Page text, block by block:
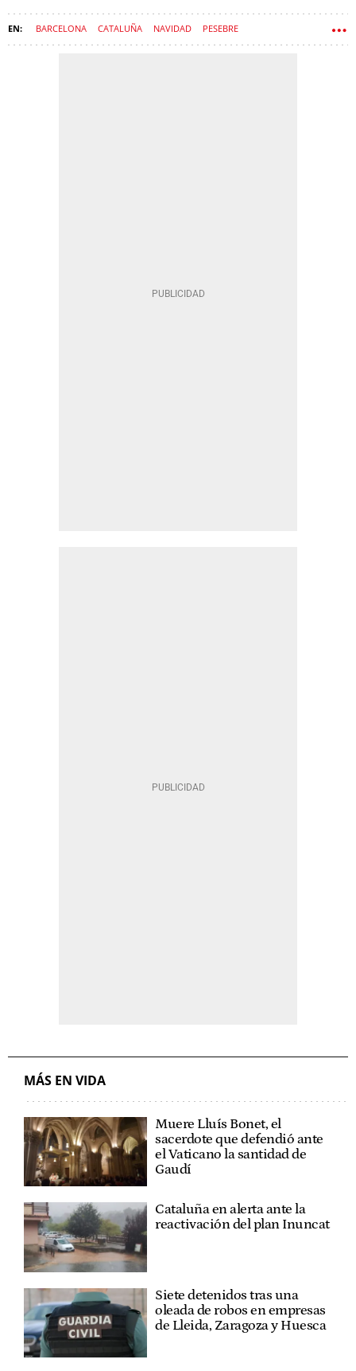
BARCELONA CATALUÑA NAVIDAD PESEBRE
MÁS EN VIDA
Muere Lluís Bonet, el
sacerdote que defendió ante
el Vaticano la santidad de
Gaudí
Cataluña en alerta ante la
reactivación del plan Inuncat
Siete detenidos tras una
oleada de robos en empresas
de Lleida, Zaragoza y Huesca